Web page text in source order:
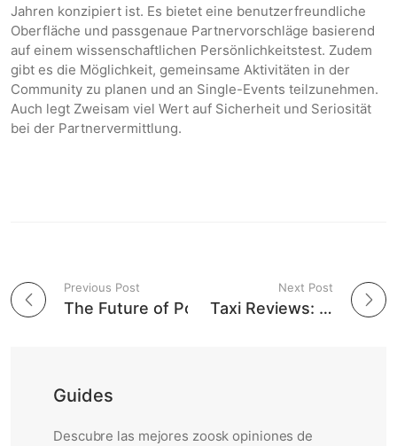
Jahren konzipiert ist. Es bietet eine benutzerfreundliche
Oberfläche und passgenaue Partnervorschläge basierend
auf einem wissenschaftlichen Persönlichkeitstest. Zudem
gibt es die Möglichkeit, gemeinsame Aktivitäten in der
Community zu planen und an Single-Events teilzunehmen.
Auch legt Zweisam viel Wert auf Sicherheit und Seriosität
bei der Partnervermittlung.
Post navigation
Previous Post
The Future of Pornography: Exploring the Possibilities of Ai Porn Creator
Next Post
Beware of Fake Taxi Reviews: Why Trusting Online Feedback Could Cost You More Than Just a Ride
Guides
Descubre las mejores zoosk opiniones de